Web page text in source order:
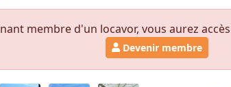
membre d'un locavor, vous aurez
Devenir membre